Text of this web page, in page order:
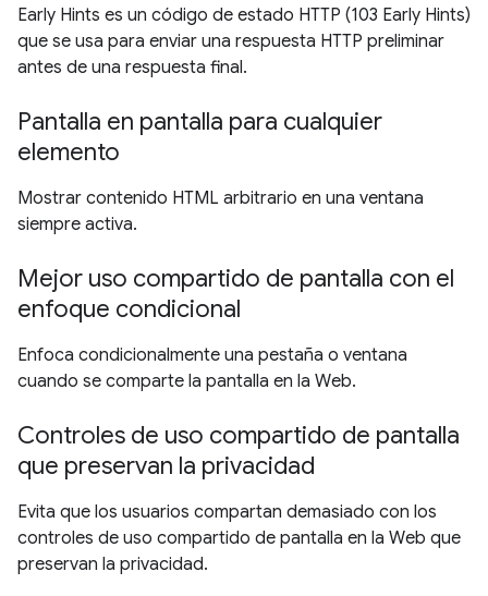
Early Hints es un código de estado HTTP (103 Early Hints)
que se usa para enviar una respuesta HTTP preliminar
antes de una respuesta final.
Pantalla en pantalla para cualquier
elemento
Mostrar contenido HTML arbitrario en una ventana
siempre activa.
Mejor uso compartido de pantalla con el
enfoque condicional
Enfoca condicionalmente una pestaña o ventana
cuando se comparte la pantalla en la Web.
Controles de uso compartido de pantalla
que preservan la privacidad
Evita que los usuarios compartan demasiado con los
controles de uso compartido de pantalla en la Web que
preservan la privacidad.